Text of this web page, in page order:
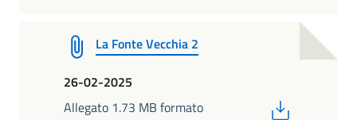
La Fonte Vecchia 2
26-02-2025
Allegato 1.73 MB formato